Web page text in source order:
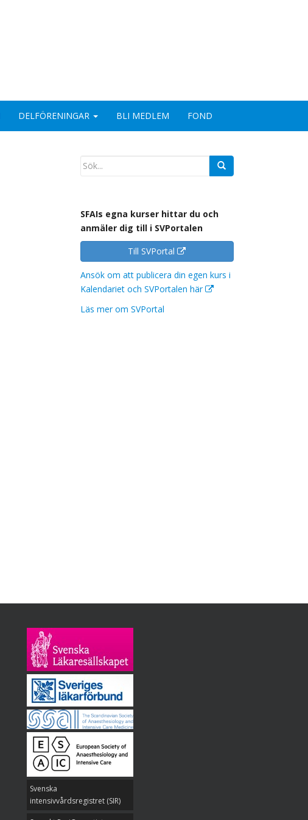
DELFÖRENINGAR BLI MEDLEM FOND
SFAIs egna kurser hittar du och
anmäler dig till i SVPortalen
Till SVPortal
Ansök om att publicera din egen kurs i
Kalendariet och SVPortalen här
Läs mer om SVPortal
Svenska
intensivvårdsregistret (SIR)